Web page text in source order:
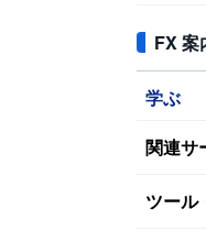
FX 案
学ぶ
関連サ
ツール